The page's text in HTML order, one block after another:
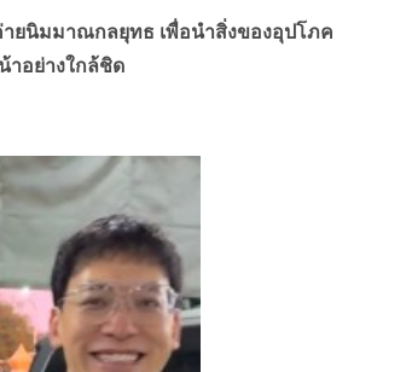
ยนิมมาณกลยุทธ เพื่อนำสิ่งของอุปโภค
อย่างใกล้ชิด